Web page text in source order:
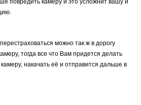
можно так ж в дорогу
тогда все что Вам придется делать
накачать её и отправится дальше в